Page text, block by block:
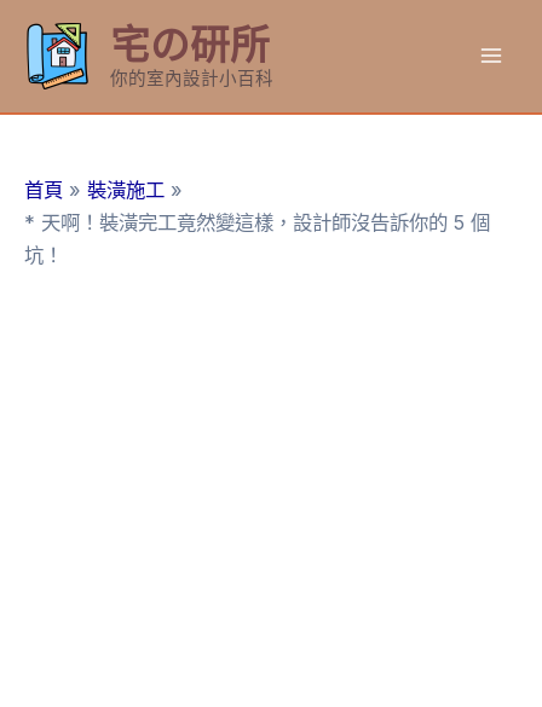
要
宅の研所
你的室內設計小百科
首頁
裝潢施工
* 天啊！裝潢完工竟然變這樣，設計師沒告訴你的 5 個
坑！